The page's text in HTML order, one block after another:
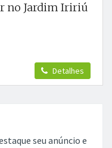
no Jardim Iririú
Detalhes
seu anúncio e